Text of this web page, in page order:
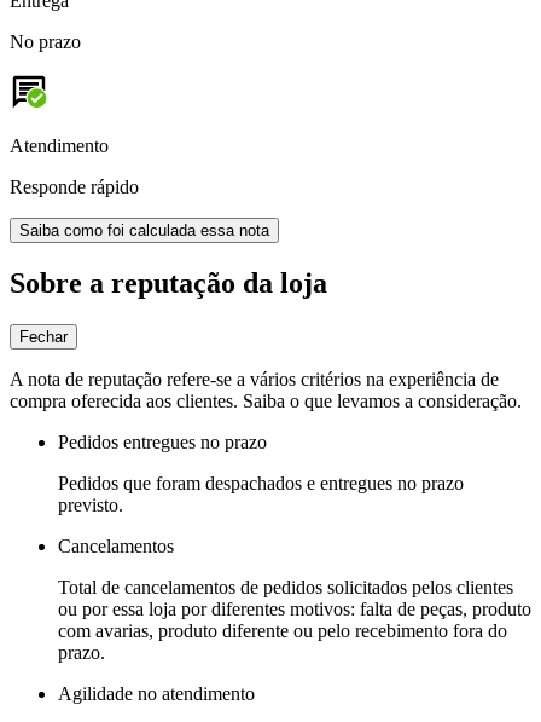
No prazo
Atendimento
Responde rápido
Saiba como foi calculada essa nota
Sobre a reputação da loja
Fechar
A nota de reputação refere-se a vários critérios na experiência de
compra oferecida aos clientes. Saiba o que levamos a consideração.
Pedidos entregues no prazo
Pedidos que foram despachados e entregues no prazo
previsto.
Cancelamentos
Total de cancelamentos de pedidos solicitados pelos clientes
ou por essa loja por diferentes motivos: falta de peças, produto
com avarias, produto diferente ou pelo recebimento fora do
prazo.
Agilidade no atendimento